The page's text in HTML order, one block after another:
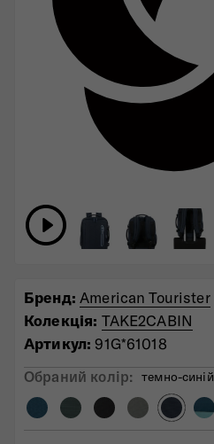
Бренд: American Tourister
Колекція: TAKE2CABIN
Артикул:91G*61018
Обраний колiр: темно-синій